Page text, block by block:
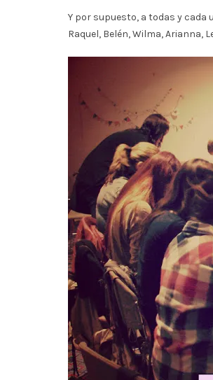
Y por supuesto, a todas y cada
Raquel, Belén, Wilma, Arianna,